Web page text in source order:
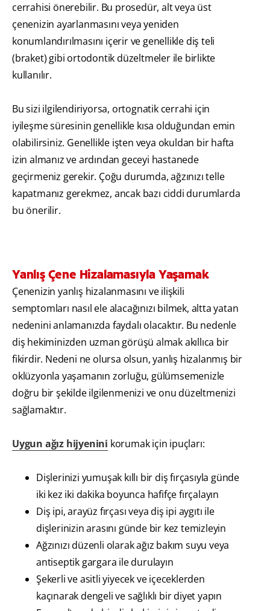
cerrahisi önerebilir. Bu prosedür, alt veya üst
çenenizin ayarlanmasını veya yeniden
konumlandırılmasını içerir ve genellikle diş teli
(braket) gibi ortodontik düzeltmeler ile birlikte
kullanılır.
Bu sizi ilgilendiriyorsa, ortognatik cerrahi için
iyileşme süresinin genellikle kısa olduğundan emin
olabilirsiniz. Genellikle işten veya okuldan bir hafta
izin almanız ve ardından geceyi hastanede
geçirmeniz gerekir. Çoğu durumda, ağzınızı telle
kapatmanız gerekmez, ancak bazı ciddi durumlarda
bu önerilir.
Yanlış Çene Hizalamasıyla Yaşamak
Çenenizin yanlış hizalanmasını ve ilişkili
semptomları nasıl ele alacağınızı bilmek, altta yatan
nedenini anlamanızda faydalı olacaktır. Bu nedenle
diş hekiminizden uzman görüşü almak akıllıca bir
fikirdir. Nedeni ne olursa olsun, yanlış hizalanmış bir
oklüzyonla yaşamanın zorluğu, gülümsemenizle
doğru bir şekilde ilgilenmenizi ve onu düzeltmenizi
sağlamaktır.
Uygun ağız hijyenini korumak için ipuçları:
Dişlerinizi yumuşak kıllı bir diş fırçasıyla günde
iki kez iki dakika boyunca hafifçe fırçalayın
Diş ipi, arayüz fırçası veya diş ipi aygıtı ile
dişlerinizin arasını günde bir kez temizleyin
Ağzınızı düzenli olarak ağız bakım suyu veya
antiseptik gargara ile durulayın
Şekerli ve asitli yiyecek ve içeceklerden
kaçınarak dengeli ve sağlıklı bir diyet yapın